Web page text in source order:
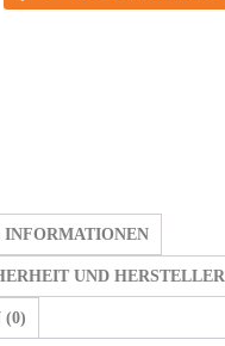
UND HERSTELLER
(0)